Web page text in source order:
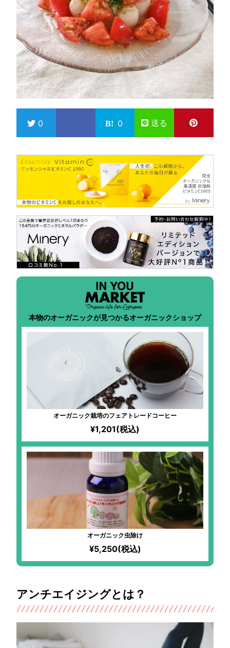
0 0 送る
本物のオーガニックが見つかるオーガニックショップ
オーガニック栽培のフェアトレードコーヒー
¥1,201(税込)
オーガニック虫除け
¥5,250(税込)
アンチエイジングとは？